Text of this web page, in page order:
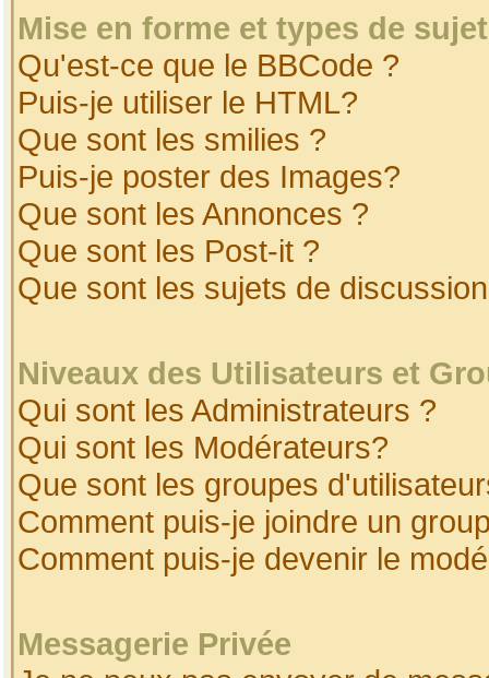
Mise en forme et types de
Qu'est-ce que le BBCode ?
Puis-je utiliser le HTML?
Que sont les smilies ?
Puis-je poster des Images?
Que sont les Annonces ?
Que sont les Post-it ?
Que sont les sujets de
Niveaux des Utilisateurs et
Qui sont les Administrateurs ?
Qui sont les Modérateurs?
Que sont les groupes
Comment puis-je joindre un
Comment puis-je devenir le
Messagerie Privée